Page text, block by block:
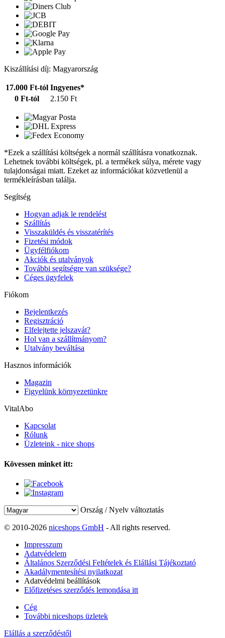
Kiszállítási díj: Magyarország
17.000 Ft-tól Ingyenes*
0 Ft-tól
2.150 Ft
*Ezek a szállítási költségek a normál szállításra vonatkoznak.
Lehetnek további költségek, pl. a termékek súlya, mérete vagy
tulajdonságai miatt. Ezeket az információkat közvetlenül a
termékleírásban találja.
Segítség
Hogyan adjak le rendelést
Szállítás
Visszaküldés és visszatérítés
Fizetési módok
Ügyfélfiókom
Akciók és utalványok
További segítségre van szüksége?
Céges ügyfelek
Fiókom
Bejelentkezés
Regisztráció
Elfelejtette jelszavát?
Hol van a szállítmányom?
Utalvány beváltása
Hasznos információk
Magazin
Figyelünk környezetünkre
VitalAbo
Kapcsolat
Rólunk
Üzleteink - nice shops
Kövessen minket itt:
Ország / Nyelv változtatás
© 2010-2026 niceshops GmbH - All rights reserved.
Impresszum
Adatvédelem
Általános Szerződési Feltételek és Elállási Tájékoztató
Akadálymentesítési nyilatkozat
Adatvédelmi beállítások
Előfizetéses szerződés lemondása itt
Cég
További niceshops üzletek
Elállás a szerződéstől